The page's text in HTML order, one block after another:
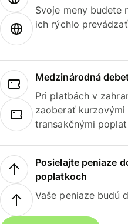
Svoje meny budete
ich rýchlo
Medzinárodná
Pri platbách v
zaoberať
transakčnými
Posielajte peniaze
poplatkoch
Vaše peniaze budú